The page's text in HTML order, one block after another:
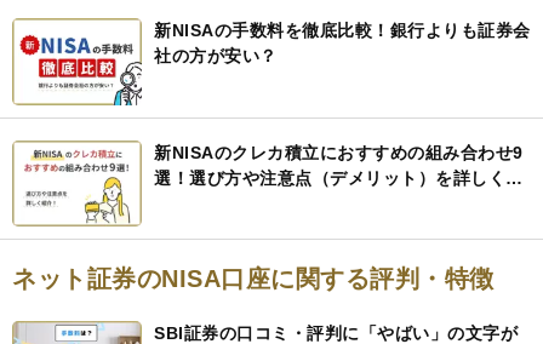
新NISAの手数料を徹底比較！銀行よりも証券会
社の方が安い？
新NISAのクレカ積立におすすめの組み合わせ9
選！選び方や注意点（デメリット）を詳しく紹
ネット証券のNISA口座に関する評判・特徴
SBI証券の口コミ・評判に「やばい」の文字が